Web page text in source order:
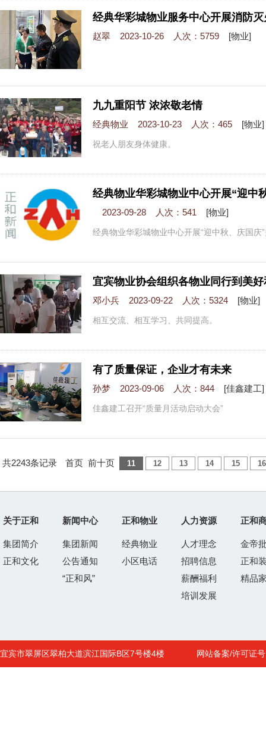
经典华彩城物业服务中心开展消防
赵翠 2023-10-26 人次：5759 [物业]
九九重阳节 浓浓敬老情
经典物业 2023-10-23 人次：465 [物业]
祝老人朋友身体健康。
经典物业华彩城物业中心开展“迎中
2023-09-28 人次：541 [物业]
经典物业华彩城物业中心开展“迎中秋、庆国庆
宜宾物业协会组织各物业同行到美
邓小兵 2023-09-22 人次：5324 [物业]
相互交流、相互学习、共同提高。
有了质量保证，企业才有未来
孙梦 2023-09-06 人次：844 [佳鑫建工]
佳鑫建工召开“质量月活动启动大会”
共2243条记录 首页 前十页 11 12 13 14 15 16
关于正和
集团简介
正和文化
新闻中心
集团新闻
公告通知
“正和风”
正和物业
经典物业
小区电话
人力资源
人才理念
招聘信息
薪酬福利
培训发展
正和
金帝
正和
精品
宜宾市翠屏区翠柏大道滨江国际B区7号楼4楼 网站备案/许可证